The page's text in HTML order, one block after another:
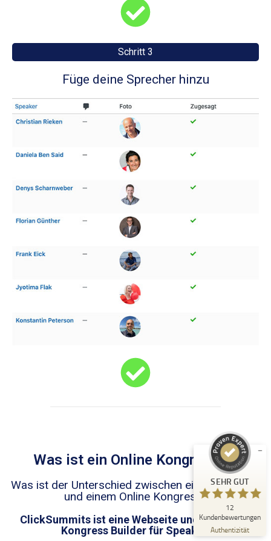
Schritt 3
Füge deine Sprecher hinzu
Was ist ein Online Kongress...?
Was ist der Unterschied zwischen einer Webseite
und einem Online Kongress?
ClickSummits ist eine Webseite und ein Online
Kongress Builder für Speaker.
SEHR GUT
12
Kundenbewertungen
Authentizität
Kundenbewertungen und Erfahrungen zu
100
%
ProvenExpert.com
3
Bewertungen auf
ProvenExpert.com
9
anderen Quelle
Blick aufs ProvenExpert-Profil werfen
06.08.2026